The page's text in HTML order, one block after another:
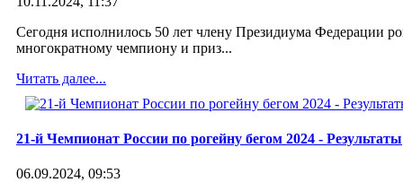
Рассказ Андрея Шведова об участии
в 10-м Чемпионате мира по рогейну
Сегодня исполнилось 50 лет члену Президиума Федерации
многократному чемпиону и приз...
Читать далее...
21-й Чемпионат России по рогейну бегом 2024 - Результаты
06.09.2024, 09:53